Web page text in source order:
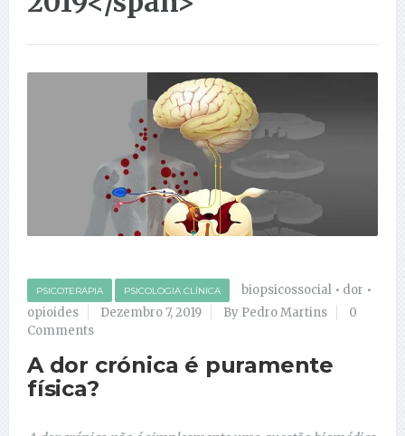
PSICOTERAPIA PSICOLOGIA CLÍNICA biopsicossocial • dor •
opioides
Dezembro 7, 2019 By Pedro Martins
0
Comments
A dor crónica é puramente
física?